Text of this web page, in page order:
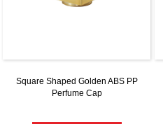
Square Shaped Golden ABS PP
Perfume Cap